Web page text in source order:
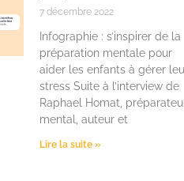
7 décembre 2022
Infographie : s’inspirer de la
préparation mentale pour
aider les enfants à gérer
stress Suite à l’interview de
Raphael Homat,
mental, auteur et
Lire la suite »